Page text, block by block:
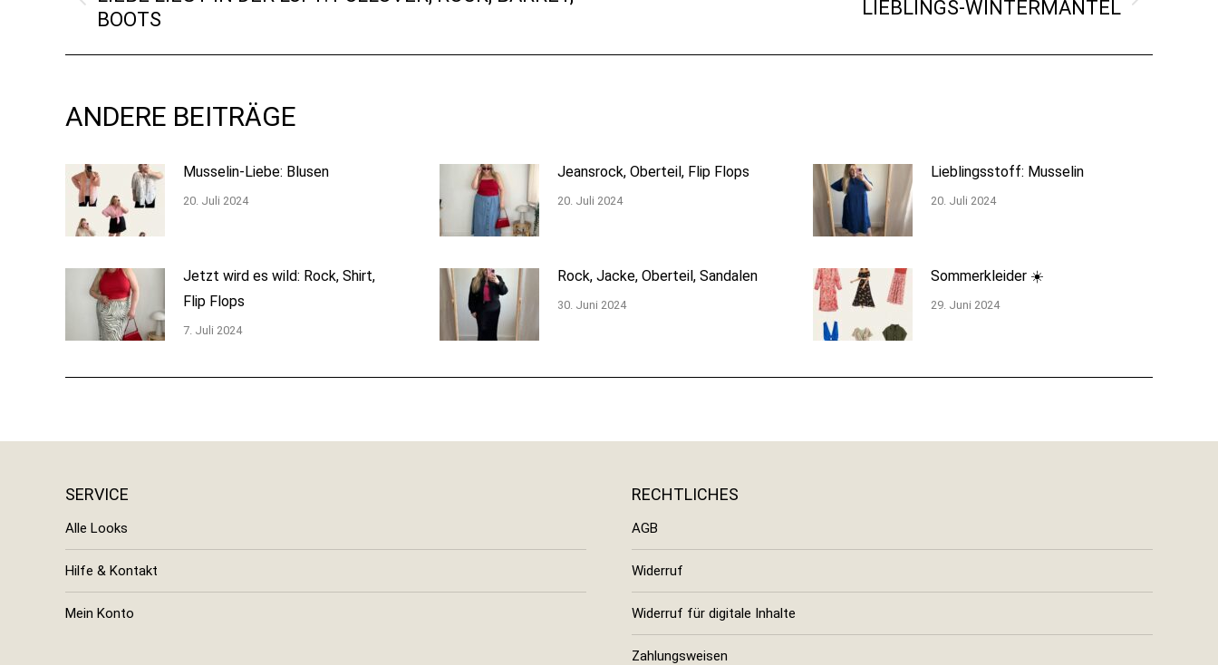
Vorheriger
Beitrag:
BOOTS
LIEBLINGS-WINTERMANTEL
ANDERE BEITRÄGE
Musselin-Liebe: Blusen
20. Juli 2024
Jeansrock, Oberteil, Flip Flops
20. Juli 2024
Lieblingsstoff: Musselin
20. Juli 2024
Jetzt wird es wild: Rock, Shirt,
Flip Flops
7. Juli 2024
Rock, Jacke, Oberteil, Sandalen
30. Juni 2024
Sommerkleider ☀️
29. Juni 2024
SERVICE
Alle Looks
Hilfe & Kontakt
Mein Konto
RECHTLICHES
AGB
Widerruf
Widerruf für digitale Inhalte
Zahlungsweisen